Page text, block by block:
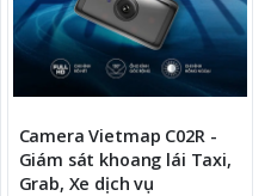
Camera Vietmap C02R -
Giám sát khoang lái Taxi,
Grab, Xe dịch vụ